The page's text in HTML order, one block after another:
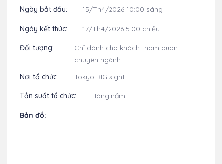
Ngày bắt đầu: 15/Th4/2026 10:00 sáng
Ngày kết thúc: 17/Th4/2026 5:00 chiều
Đối tượng:
Chỉ dành cho khách tham quan
chuyên ngành
Nơi tổ chức:
Tokyo BIG sight
Tần suất tổ chức: Hàng năm
Bản đồ: